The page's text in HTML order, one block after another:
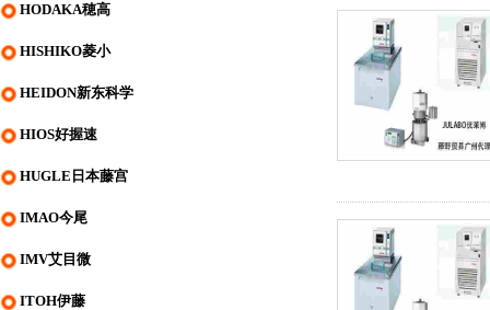
HODAKA穂高
HISHIKO菱小
HEIDON新东科学
HIOS好握速
HUGLE日本藤宫
IMAO今尾
IMV艾目微
ITOH伊藤